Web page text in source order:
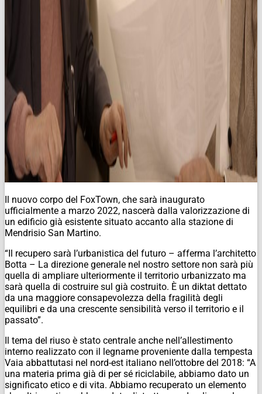
Il nuovo corpo del FoxTown, che sarà inaugurato
ufficialmente a marzo 2022, nascerà dalla valorizzazione di
un edificio già esistente situato accanto alla stazione di
Mendrisio San Martino.
“Il recupero sarà l’urbanistica del futuro – afferma l’architetto
Botta – La direzione generale nel nostro settore non sarà più
quella di ampliare ulteriormente il territorio urbanizzato ma
sarà quella di costruire sul già costruito. È un diktat dettato
da una maggiore consapevolezza della fragilità degli
equilibri e da una crescente sensibilità verso il territorio e il
passato”.
Il tema del riuso è stato centrale anche nell’allestimento
interno realizzato con il legname proveniente dalla tempesta
Vaia abbattutasi nel nord-est italiano nell’ottobre del 2018: “A
una materia prima già di per sé riciclabile, abbiamo dato un
significato etico e di vita. Abbiamo recuperato un elemento